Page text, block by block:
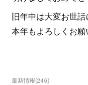
旧年中は大変お世
本年もよろしくお
最新情報(246)